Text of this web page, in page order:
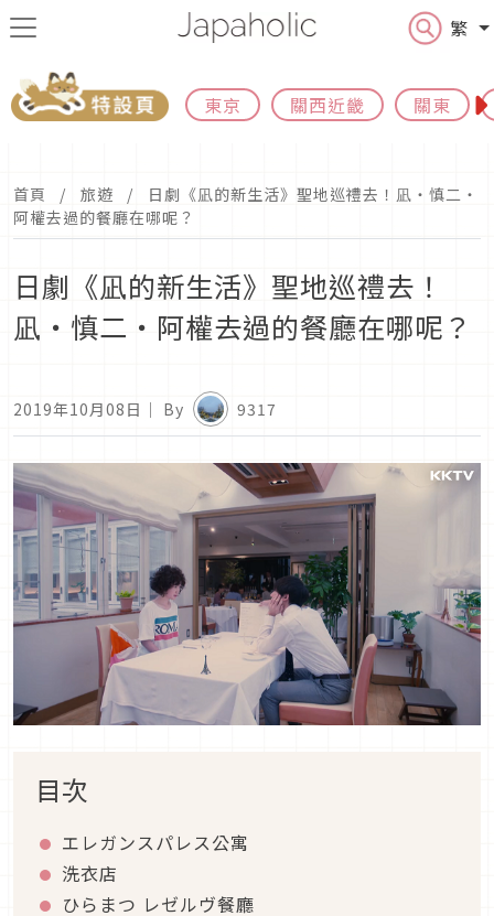
繁
東京 關西近畿 關東
首頁 旅遊
日劇《凪的新生活》聖地巡禮去！凪・慎二・
阿權去過的餐廳在哪呢？
日劇《凪的新生活》聖地巡禮去！
凪・慎二・阿權去過的餐廳在哪呢？
2019年10月08日 ｜ By 9317
目次
エレガンスパレス公寓
洗衣店
ひらまつ レゼルヴ餐廳